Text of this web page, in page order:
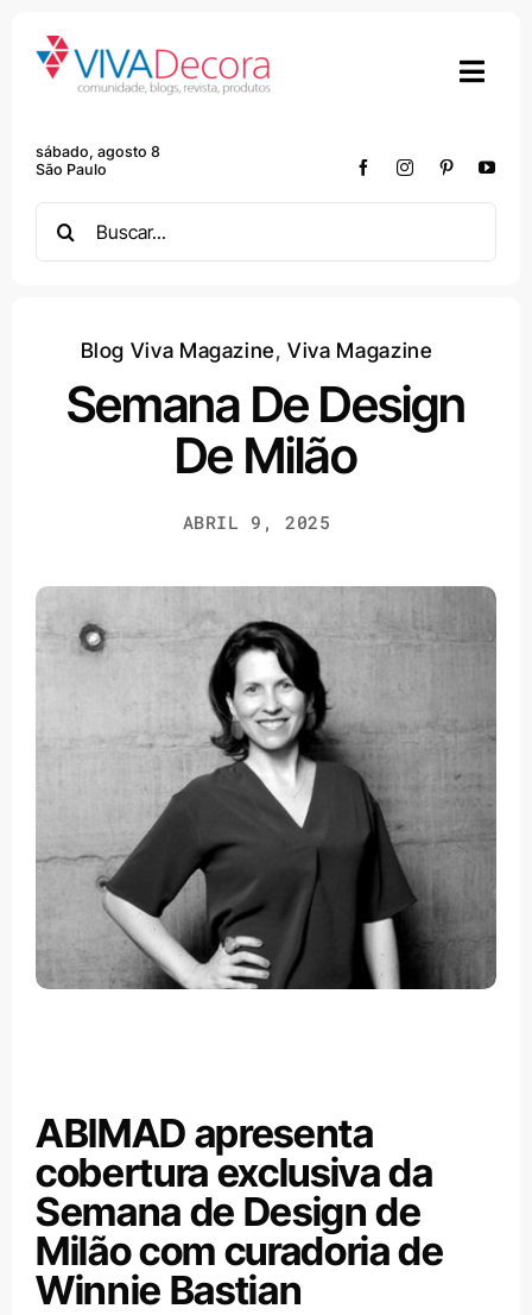
content
sábado, agosto 8
São Paulo
for:
Blog Viva Magazine,Viva Magazine
Semana De Design
De Milão
ABRIL 9, 2025
ABIMAD apresenta
cobertura exclusiva da
Semana de Design de
Milão com curadoria de
Winnie Bastian